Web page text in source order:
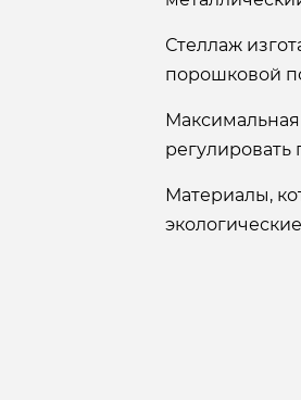
Стеллаж
порошковой
регулировать
Материалы,